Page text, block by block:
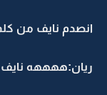
انصدم نايف من
ريان:ههههه